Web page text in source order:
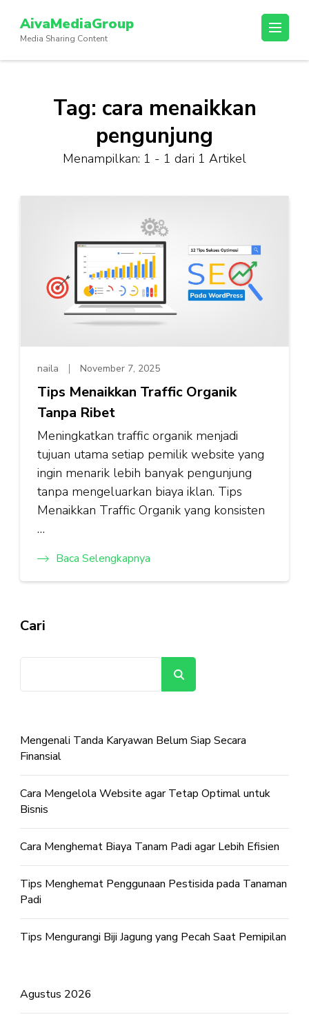
konten
(Tekan
AivaMediaGroup
Media Sharing Content
Tag: cara menaikkan
pengunjung
Menampilkan: 1 - 1 dari 1 Artikel
naila November 7, 2025
Tips Menaikkan Traffic Organik
Tanpa Ribet
Meningkatkan traffic organik menjadi
tujuan utama setiap pemilik website yang
ingin menarik lebih banyak pengunjung
tanpa mengeluarkan biaya iklan. Tips
Menaikkan Traffic Organik yang konsisten
…
Baca Selengkapnya
Cari
Mengenali Tanda Karyawan Belum Siap Secara
Finansial
Cara Mengelola Website agar Tetap Optimal untuk
Bisnis
Cara Menghemat Biaya Tanam Padi agar Lebih Efisien
Tips Menghemat Penggunaan Pestisida pada Tanaman
Padi
Tips Mengurangi Biji Jagung yang Pecah Saat Pemipilan
Agustus 2026